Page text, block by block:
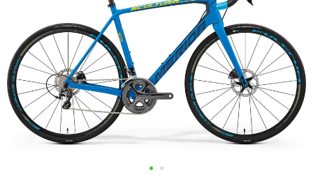
Добавляйте товары
в корзину
Оплачивайте сегодня только